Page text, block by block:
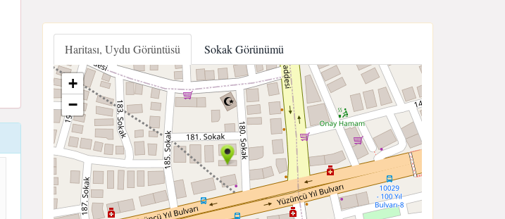
Haritası, Uydu Görüntüsü Sokak Görünümü
+
−